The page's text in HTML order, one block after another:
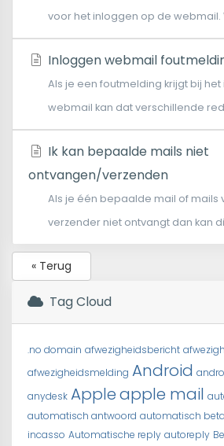
voor het inloggen op de webmail.
Inloggen webmail
Als je een foutmelding krijgt bij
webmail kan dat verschillende
Ik kan bepaalde mails niet
ontvangen/verzenden
Als je één bepaalde mail of mails
verzender niet ontvangt dan kan
« Terug
Tag Cloud
.no domain afwezigheidsbericht
afwezigheidsmelding Android
anydesk Appleapple mail
automatisch antwoord automatisch
incasso Automatische reply autoreply